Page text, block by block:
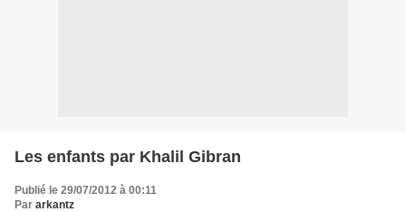
Les enfants par Khalil Gibran
Publié le 29/07/2012 à 00:11
Par arkantz